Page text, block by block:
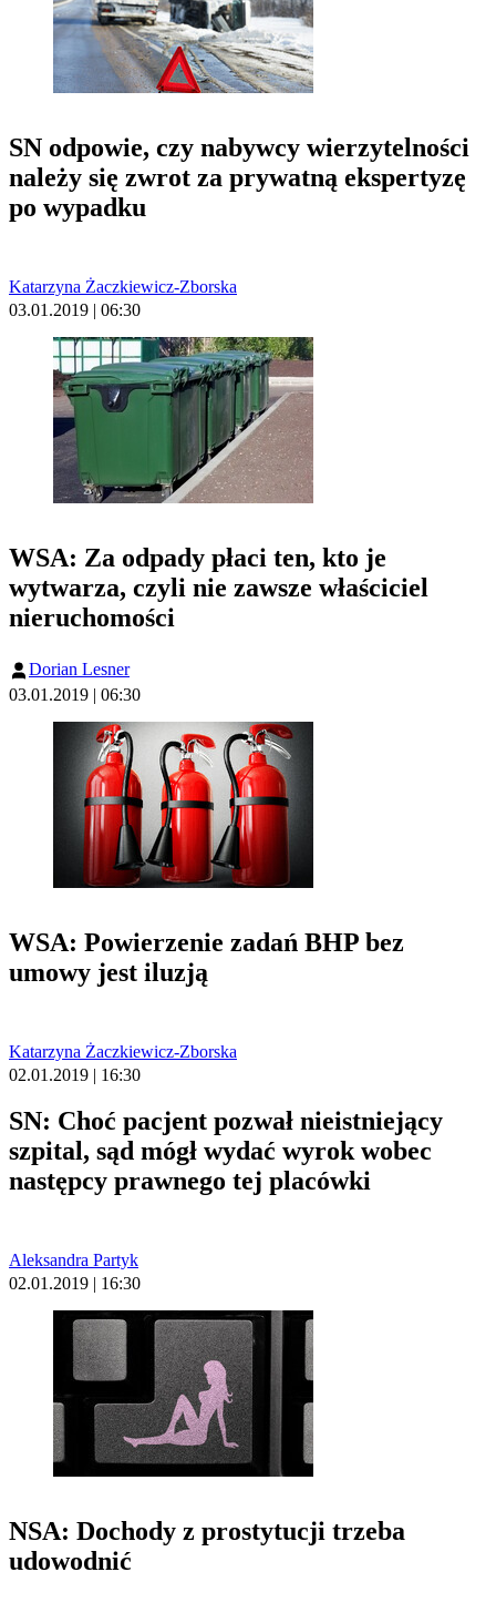
SN odpowie, czy nabywcy wierzytelności
należy się zwrot za prywatną ekspertyzę
po wypadku
Katarzyna Żaczkiewicz-Zborska
03.01.2019 | 06:30
WSA: Za odpady płaci ten, kto je
wytwarza, czyli nie zawsze właściciel
nieruchomości
Dorian Lesner
03.01.2019 | 06:30
WSA: Powierzenie zadań BHP bez
umowy jest iluzją
Katarzyna Żaczkiewicz-Zborska
02.01.2019 | 16:30
SN: Choć pacjent pozwał nieistniejący
szpital, sąd mógł wydać wyrok wobec
następcy prawnego tej placówki
Aleksandra Partyk
02.01.2019 | 16:30
NSA: Dochody z prostytucji trzeba
udowodnić